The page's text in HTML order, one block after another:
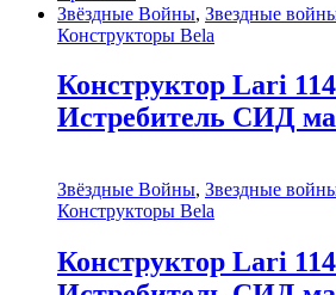
Звёздные Войны, Звездные
Конструкторы Bela
Конструктор Lari
Истребитель СИД
Звёздные Войны, Звездные
Конструкторы Bela
Конструктор Lari